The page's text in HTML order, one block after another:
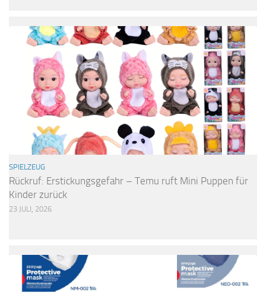
SPIELZEUG
Rückruf: Erstickungsgefahr – Temu ruft Mini Puppen für
Kinder zurück
23 JULI, 2026